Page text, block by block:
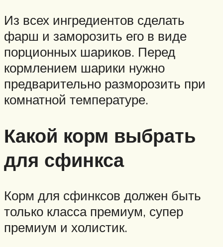
Из всех ингредиентов сделать
фарш и заморозить его в виде
порционных шариков. Перед
кормлением шарики нужно
предварительно разморозить при
комнатной температуре.
Какой корм выбрать
для сфинкса
Корм для сфинксов должен быть
только класса премиум, супер
премиум и холистик.